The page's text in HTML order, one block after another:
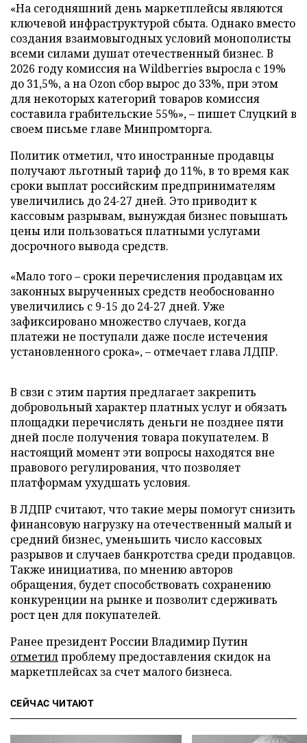
«На сегодняшний день маркетплейсы являются
ключевой инфраструктурой сбыта. Однако вместо
создания взаимовыгодных условий монополисты
всеми силами душат отечественный бизнес. В
2026 году комиссия на Wildberries выросла с 19%
до 31,5%, а на Ozon сбор вырос до 33%, при этом
для некоторых категорий товаров комиссия
составила грабительские 55%», – пишет Слуцкий в
своем письме главе Минпромторга.
Политик отметил, что иностранные продавцы
получают льготный тариф до 11%, в то время как
сроки выплат российским предпринимателям
увеличились до 24-27 дней. Это приводит к
кассовым разрывам, вынуждая бизнес повышать
цены или пользоваться платными услугами
досрочного вывода средств.
«Мало того – сроки перечисления продавцам их
законных вырученных средств необоснованно
увеличились с 9-15 до 24-27 дней. Уже
зафиксировано множество случаев, когда
платежи не поступали даже после истечения
установленного срока», – отмечает глава ЛДПР.
В свзи с этим партия предлагает закрепить
добровольный характер платных услуг и обязать
площадки перечислять деньги не позднее пяти
дней после получения товара покупателем. В
настоящий момент эти вопросы находятся вне
правового регулирования, что позволяет
платформам ухудшать условия.
В ЛДПР считают, что такие меры помогут снизить
финансовую нагрузку на отечественный малый и
средний бизнес, уменьшить число кассовых
разрывов и случаев банкротства среди продавцов.
Также инициатива, по мнению авторов
обращения, будет способствовать сохранению
конкуренции на рынке и позволит сдерживать
рост цен для покупателей.
Ранее президент России Владимир Путин
отметилпроблему предоставления скидок на
маркетплейсах за счет малого бизнеса.
СЕЙЧАС ЧИТАЮТ